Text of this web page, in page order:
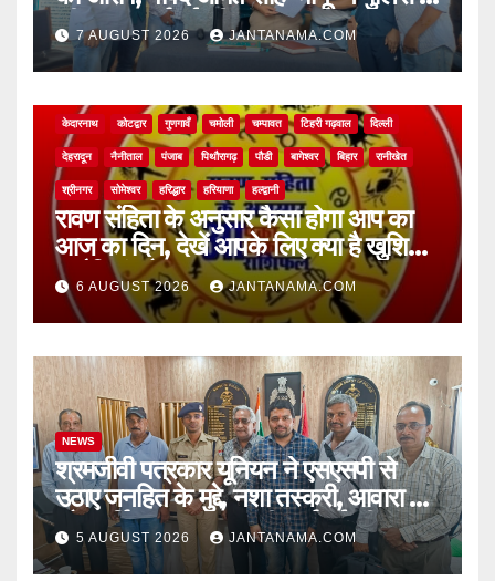
की सख्त कार्रवाई की मांग
7 AUGUST 2026 JANTANAMA.COM
केदारनाथ कोटद्वार गुणगावँ चमोली चम्पावत टिहरी गढ़वाल दिल्ली
देहरादून नैनीताल पंजाब पिथौरागढ़ पौडी बागेश्वर बिहार रानीखेत
श्रीनगर सोमेश्वर हरिद्धार हरियाणा हल्द्वानी
रावण संहिता के अनुसार कैसा होगा आप का
आज का दिन, देखें आपके लिए क्या है खुशियां,
चुनौतियां और नए अवसर
6 AUGUST 2026 JANTANAMA.COM
NEWS
श्रमजीवी पत्रकार यूनियन ने एसएसपी से
उठाए जनहित के मुद्दे, नशा तस्करी, आवारा पशु
और पार्किंग व्यवस्था पर की कार्रवाई की मांग
5 AUGUST 2026 JANTANAMA.COM